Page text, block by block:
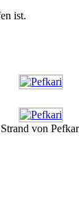
ist.
Strand von